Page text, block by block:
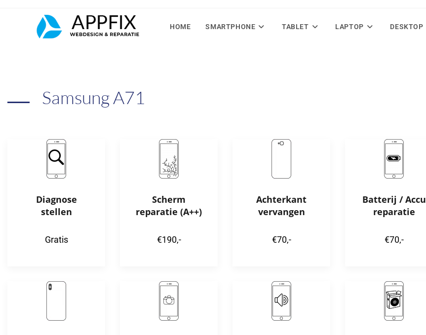
HOME SMARTPHONE TABLET LAPTOP DESKTOP
Samsung A71
Diagnose
stellen
Gratis
Scherm
reparatie (A++)
€190,-
Achterkant
vervangen
€70,-
Batterij / Accu
reparatie
€70,-